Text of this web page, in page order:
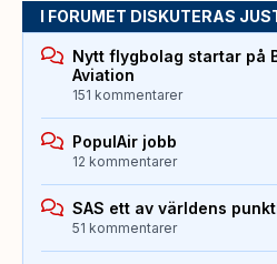
I FORUMET DISKUTERAS
Nytt flygbolag startar på
Aviation
151 kommentarer
PopulAir jobb
12 kommentarer
SAS ett av världens
51 kommentarer